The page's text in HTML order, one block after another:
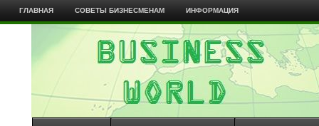
ГЛАВНАЯ СОВЕТЫ БИЗНЕСМЕНАМ ИНФОРМАЦИЯ